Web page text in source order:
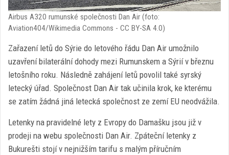
Airbus A320 rumunské společnosti Dan Air (foto:
Aviation404/Wikimedia Commons - CC BY-SA 4.0)
Zařazení letů do Sýrie do letového řádu Dan Air umožnilo
uzavření bilaterální dohody mezi Rumunskem a Sýrií v březnu
letošního roku. Následně zahájení letů povolil také syrský
letecký úřad. Společnost Dan Air tak učinila krok, ke kterému
se zatím žádná jiná letecká společnost ze zemí EU neodvážila.
Letenky na pravidelné lety z Evropy do Damašku jsou již v
prodeji na webu společnosti Dan Air. Zpáteční letenky z
Bukurešti stojí v nejnižším tarifu s malým příručním